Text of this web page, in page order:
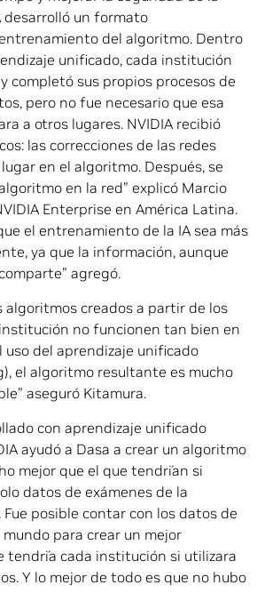
desarrolló un formato
del algoritmo. Dentro
unificado, cada institución
completó sus propios procesos de
pero no fue necesario que esa
a otros lugares. NVIDIA recibió
las correcciones de las redes
en el algoritmo. Después, se
en la red” explicó Marcio
Enterprise en América Latina.
el entrenamiento de la IA sea más
ya que la información, aunque
agregó.
algoritmos creados a partir de los
no funcionen tan bien en
uso del aprendizaje unificado
el algoritmo resultante es mucho
aseguró Kitamura.
con aprendizaje unificado
ayudó a Dasa a crear un algoritmo
mejor que el que tendrían si
datos de exámenes de la
posible contar con los datos de
para crear un mejor
tendría cada institución si utilizara
Y lo mejor de todo es que no hubo